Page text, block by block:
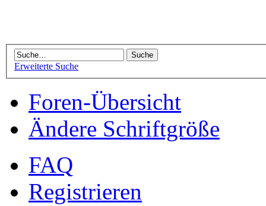
Erweiterte Suche
Foren-Übersicht
Ändere Schriftgröße
FAQ
Registrieren